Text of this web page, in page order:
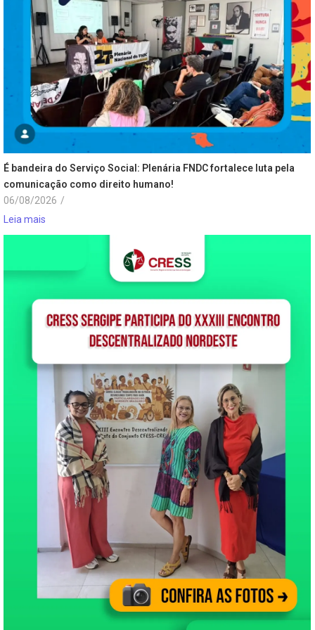
É bandeira do Serviço Social: Plenária FNDC fortalece luta pela
comunicação como direito humano!
06/08/2026 /
Leia mais